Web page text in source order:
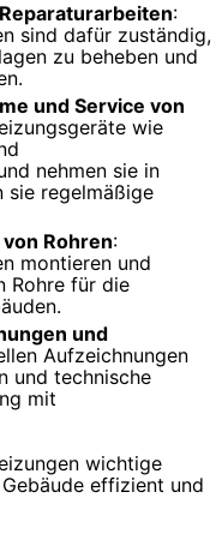
:
sind dafür zuständig,
zu beheben und
und Service von
wie
nehmen sie in
sie regelmäßige
Rohren:
montieren und
Rohre für die
und
Aufzeichnungen
und technische
mit
wichtige
effizient und